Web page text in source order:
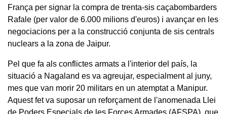
França per signar la compra de trenta-sis caçabombarders
Rafale (per valor de 6.000 milions d'euros) i avançar en les
negociacions per a la construcció conjunta de sis centrals
nuclears a la zona de Jaipur.
Pel que fa als conflictes armats a l'interior del país, la
situació a Nagaland es va agreujar, especialment al juny,
mes que van morir 20 militars en un atemptat a Manipur.
Aquest fet va suposar un reforçament de l'anomenada Llei
de Poders Especials de les Forces Armades (AFSPA), que